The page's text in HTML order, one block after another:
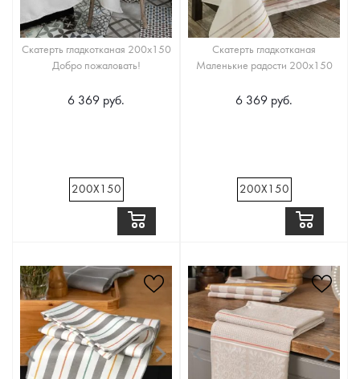
Скатерть гладкотканая 200х150
Добро пожаловать!
6 369 руб.
200Х150
Скатерть гладкотканая
Маленькие радости 200х150
6 369 руб.
200Х150